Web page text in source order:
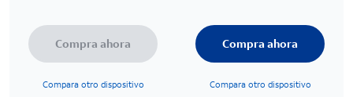
Compra ahora
Compara otro dispositivo
Compra ahora
Compara otro dispositivo